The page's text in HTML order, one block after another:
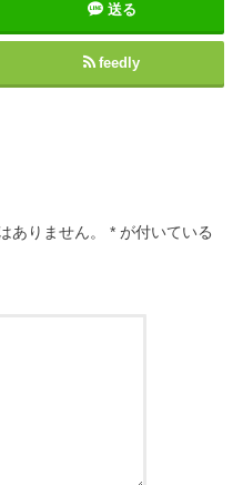
送る
feedly
ありません。 * が付いている